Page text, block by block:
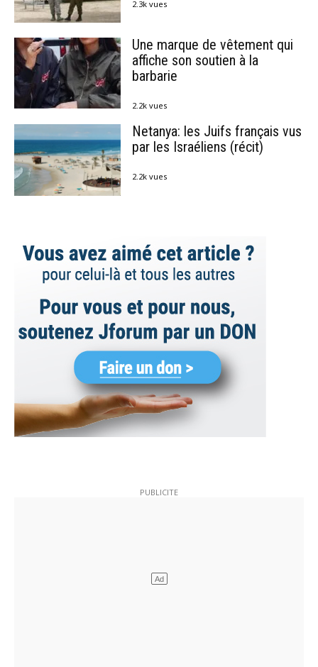
2.3k vues
Une marque de vêtement qui
affiche son soutien à la
barbarie
2.2k vues
Netanya: les Juifs français vus
par les Israéliens (récit)
2.2k vues